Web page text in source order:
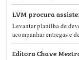
LVM procura
Levantar planilha de
acompanhar entregas e
Editora Chave